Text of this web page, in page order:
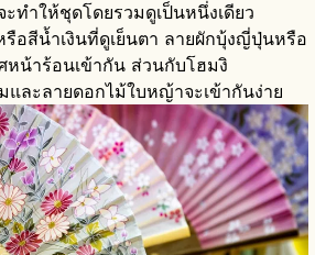
ะทำให้ชุดโดยรวมดูเป็นหนึ่งเดียว
อสีน้ำเงินที่ดูเย็นตา ลายผักบุ้งญี่ปุ่นหรือ
หน้าร้อนเข้ากัน ส่วนกับโฮมงิ
ละลายดอกไม้ใบหญ้าจะเข้ากันง่าย